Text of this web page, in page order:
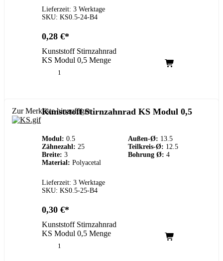
Lieferzeit: 3 Werktage
SKU: KS0.5-24-B4
0,28 €
Kunststoff Stirnzahnrad
KS Modul 0,5 Menge
Zur Merkliste hinzufügen
Kunststoff Stirnzahnrad KS Modul 0,5
Modul: 0.5 Außen-Ø: 13.5
Zähnezahl: 25 Teilkreis-Ø: 12.5
Breite: 3 Bohrung Ø: 4
Material: Polyacetal
Lieferzeit: 3 Werktage
SKU: KS0.5-25-B4
0,30 €
Kunststoff Stirnzahnrad
KS Modul 0,5 Menge